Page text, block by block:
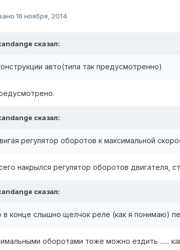
16 ноября, 2014
сказал:
авто(типа так предусмотренно)
сказал:
регулятор оборотов к максимальной
накрылся регулятор оборотов двигателя,
сказал:
в конце слышно щелчок реле (как я понимаю)
оборотами тоже можно ездить ......